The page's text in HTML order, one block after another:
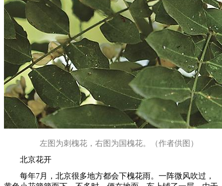
左图为刺槐花，右图为国槐花。（作者供图）
北京花开
每年7月，北京很多地方都会下槐花雨。一阵微风吹过，